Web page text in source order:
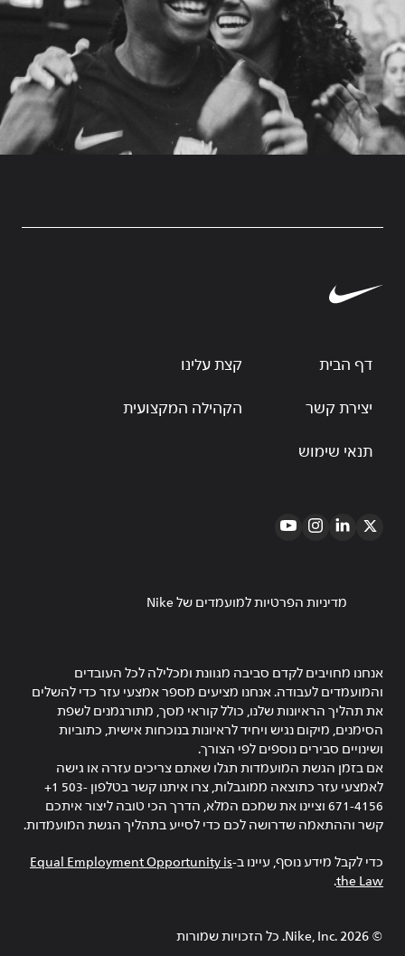
דף הבית קצת עלינו
יצירת קשר הקהילה המקצועית
תנאי שימוש
מדיניות הפרטיות למועמדים של Nike
אנחנו מחויבים לקדם סביבה מגוונת ומכלילה לכל העובדים
והמועמדים לעבודה. אנחנו מציעים מספר אמצעי עזר כדי להשלים
את תהליך הראיונות שלנו, כולל קוראי מסך, מתורגמנים לשפת
הסימנים, מיקום נגיש ויחיד לראיונות בנוכחות אישית, כתוביות
ושינויים סבירים נוספים לפי הצורך.
אם בזמן הגשת המועמדות תגלו שאתם צריכים עזרה או גישה
לאמצעי עזר כתוצאה ממוגבלות, צרו איתנו קשר בטלפון ‎+1 503-
671-4156 וציינו את שמכם המלא, הדרך הכי טובה ליצור איתכם
קשר וההתאמה שדרושה לכם כדי לסייע בתהליך הגשת המועמדות.
כדי לקבל מידע נוסף, עיינו ב-Equal Employment Opportunity is
the Law
.
©
2026